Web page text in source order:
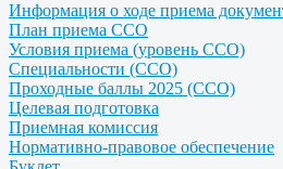
Информация о ходе приема
План приема ССО
Условия приема (уровень ССО)
Специальности (ССО)
Проходные баллы 2025 (ССО)
Целевая подготовка
Приемная комиссия
Нормативно-правовое обеспечение